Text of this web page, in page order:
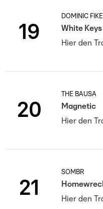
19
DOMINIC FIKE
White Keys
Hier den
20
THE BAUSA
Magnetic
Hier den
21
SOMBR
Hier den